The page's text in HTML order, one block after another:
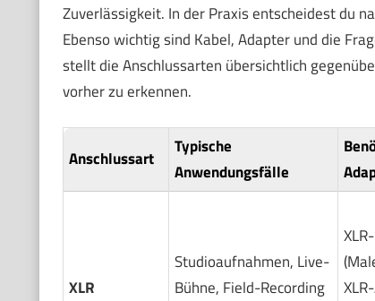
Zuverlässigkeit. In der Praxis entscheidest du
Ebenso wichtig sind Kabel, Adapter und die
stellt die Anschlussarten übersichtlich
vorher zu erkennen.
Anschlussart
Typische
Anwendungsfälle
XLR
Studioaufnahmen, Live-
Bühne, Field-Recording